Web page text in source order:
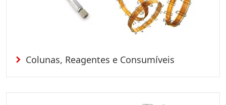
Colunas, Reagentes e Consumíveis